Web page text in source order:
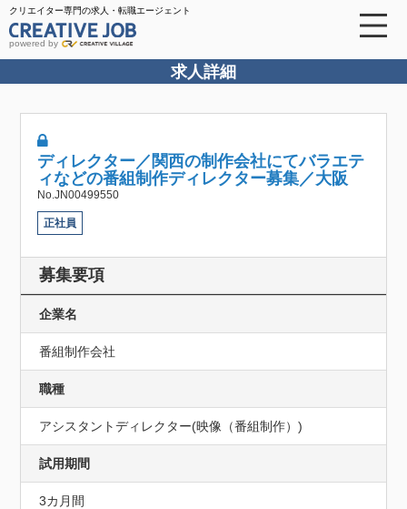
クリエイター専門の求人・転職エージェント
powered by
求人詳細
ディレクター／関西の制作会社にてバラエテ
ィなどの番組制作ディレクター募集／大阪
No.JN00499550
正社員
募集要項
企業名
番組制作会社
職種
アシスタントディレクター(映像（番組制作）)
試用期間
3カ月間